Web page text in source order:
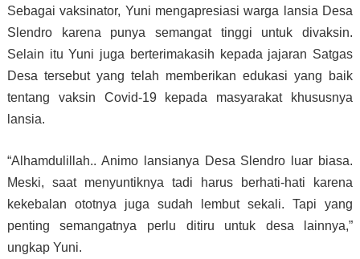
Sebagai vaksinator, Yuni mengapresiasi warga lansia Desa
Slendro karena punya semangat tinggi untuk divaksin.
Selain itu Yuni juga berterimakasih kepada jajaran Satgas
Desa tersebut yang telah memberikan edukasi yang baik
tentang vaksin Covid-19 kepada masyarakat khususnya
lansia.
“Alhamdulillah.. Animo lansianya Desa Slendro luar biasa.
Meski, saat menyuntiknya tadi harus berhati-hati karena
kekebalan ototnya juga sudah lembut sekali. Tapi yang
penting semangatnya perlu ditiru untuk desa lainnya,”
ungkap Yuni.